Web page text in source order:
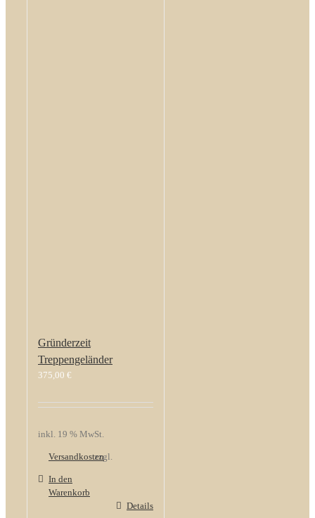
Gründerzeit
Treppengeländer
375,00 €
inkl. 19 % MwSt.
zzgl.
Versandkosten
In den
Warenkorb
Details